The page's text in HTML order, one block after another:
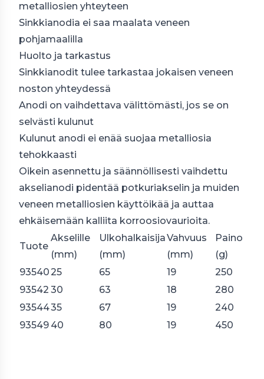
metalliosien yhteyteen
Sinkkianodia ei saa maalata veneen
pohjamaalilla
Huolto ja tarkastus
Sinkkianodit tulee tarkastaa jokaisen veneen
noston yhteydessä
Anodi on vaihdettava välittömästi, jos se on
selvästi kulunut
Kulunut anodi ei enää suojaa metalliosia
tehokkaasti
Oikein asennettu ja säännöllisesti vaihdettu
akselianodi pidentää potkuriakselin ja muiden
veneen metalliosien käyttöikää ja auttaa
ehkäisemään kalliita korroosiovaurioita.
Tuote
Akselille
(mm)
Ulkohalkaisija
(mm)
Vahvuus
(mm)
Paino
(g)
9354025 65 19
250
93542 30 63 18
280
9354435 67 19
240
93549 40 80 19 450